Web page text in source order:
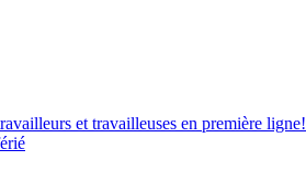
et travailleuses en première ligne!